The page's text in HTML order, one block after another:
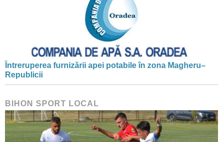
Întreruperea furnizării apei potabile în zona Magheru–
Republicii
BIHON SPORT LOCAL